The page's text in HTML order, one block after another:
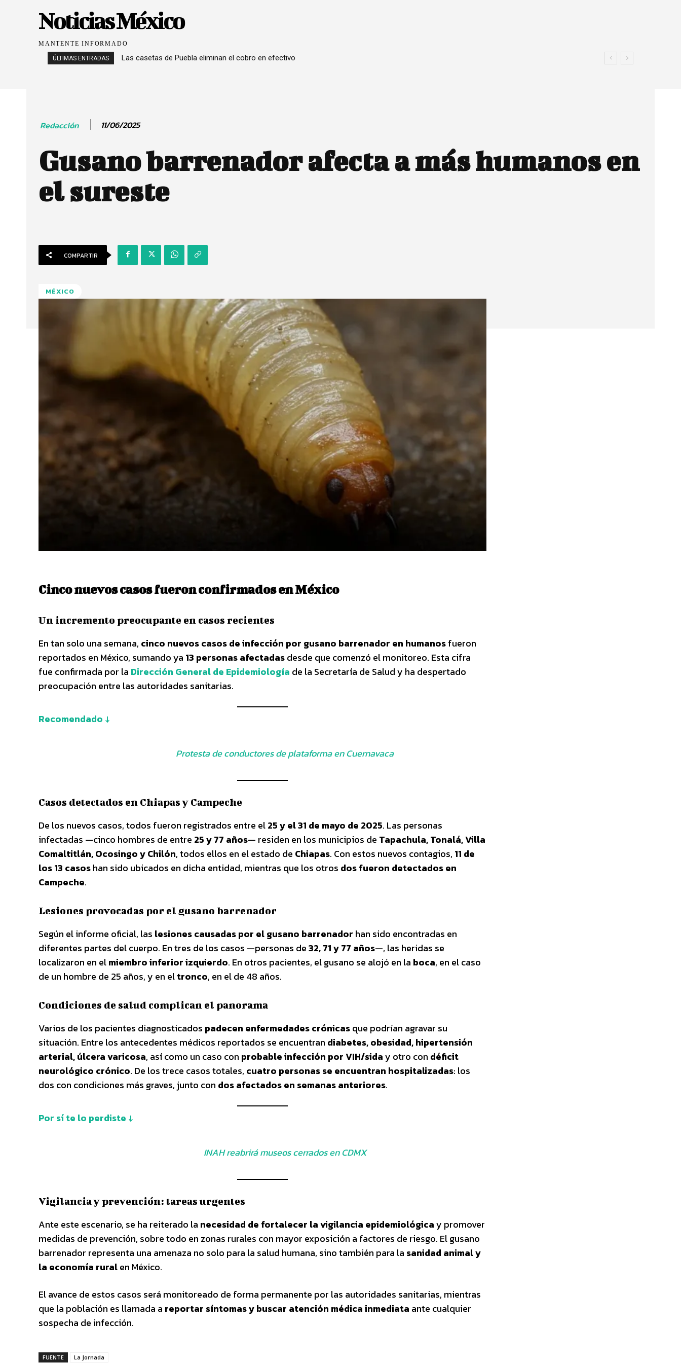
Noticias México
MANTENTE INFORMADO
ÚLTIMAS ENTRADAS Las casetas de Puebla eliminan el cobro en efectivo
Redacción 11/06/2025
Gusano barrenador afecta a más humanos en
el sureste
COMPARTIR
MÉXICO
Cinco nuevos casos fueron confirmados en México
Un incremento preocupante en casos recientes
En tan solo una semana, cinco nuevos casos de infección por gusano barrenador en humanosfueron
reportados en México, sumando ya 13 personas afectadasdesde que comenzó el monitoreo. Esta cifra
fue confirmada por la Dirección General de Epidemiología de la Secretaría de Salud y ha despertado
preocupación entre las autoridades sanitarias.
Recomendado ↓
Protesta de conductores de plataforma en Cuernavaca
Casos detectados en Chiapas y Campeche
De los nuevos casos, todos fueron registrados entre el25 y el 31 de mayo de 2025. Las personas
infectadas —cinco hombres de entre 25 y 77 años— residen en los municipios de Tapachula, Tonalá, Villa
Comaltitlán, Ocosingo y Chilón, todos ellos en el estado de Chiapas. Con estos nuevos contagios, 11 de
los 13 casoshan sido ubicados en dicha entidad, mientras que los otros dos fueron detectados en
Campeche.
Lesiones provocadas por el gusano barrenador
Según el informe oficial, las lesiones causadas por el gusano barrenador han sido encontradas en
diferentes partes del cuerpo. En tres de los casos —personas de32, 71 y 77 años—, las heridas se
localizaron en elmiembro inferior izquierdo. En otros pacientes, el gusano se alojó en la boca, en el caso
de un hombre de 25 años, y en eltronco, en el de 48 años.
Condiciones de salud complican el panorama
Varios de los pacientes diagnosticados padecen enfermedades crónicasque podrían agravar su
situación. Entre los antecedentes médicos reportados se encuentran diabetes, obesidad, hipertensión
arterial, úlcera varicosa, así como un caso con probable infección por VIH/siday otro con déficit
neurológico crónico. De los trece casos totales, cuatro personas se encuentran hospitalizadas: los
dos con condiciones más graves, junto con dos afectados en semanas anteriores.
Por sí te lo perdiste ↓
INAH reabrirá museos cerrados en CDMX
Vigilancia y prevención: tareas urgentes
Ante este escenario, se ha reiterado la necesidad de fortalecer la vigilancia epidemiológicay promover
medidas de prevención, sobre todo en zonas rurales con mayor exposición a factores de riesgo. El gusano
barrenador representa una amenaza no solo para la salud humana, sino también para la sanidad animal y
la economía ruralen México.
El avance de estos casos será monitoreado de forma permanente por las autoridades sanitarias, mientras
que la población es llamada a reportar síntomas y buscar atención médica inmediata ante cualquier
sospecha de infección.
FUENTE La Jornada